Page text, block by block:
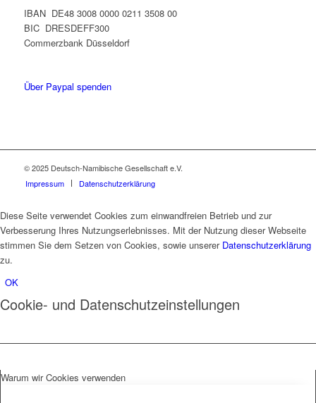
IBAN DE48 3008 0000 0211 3508 00
BIC DRESDEFF300
Commerzbank Düsseldorf
Über Paypal spenden
© 2025 Deutsch-Namibische Gesellschaft e.V.
Impressum
Datenschutzerklärung
Diese Seite verwendet Cookies zum einwandfreien Betrieb und zur
Verbesserung Ihres Nutzungserlebnisses. Mit der Nutzung dieser Webseite
stimmen Sie dem Setzen von Cookies, sowie unserer Datenschutzerklärung
zu.
OK
Cookie- und Datenschutzeinstellungen
Warum wir Cookies verwenden